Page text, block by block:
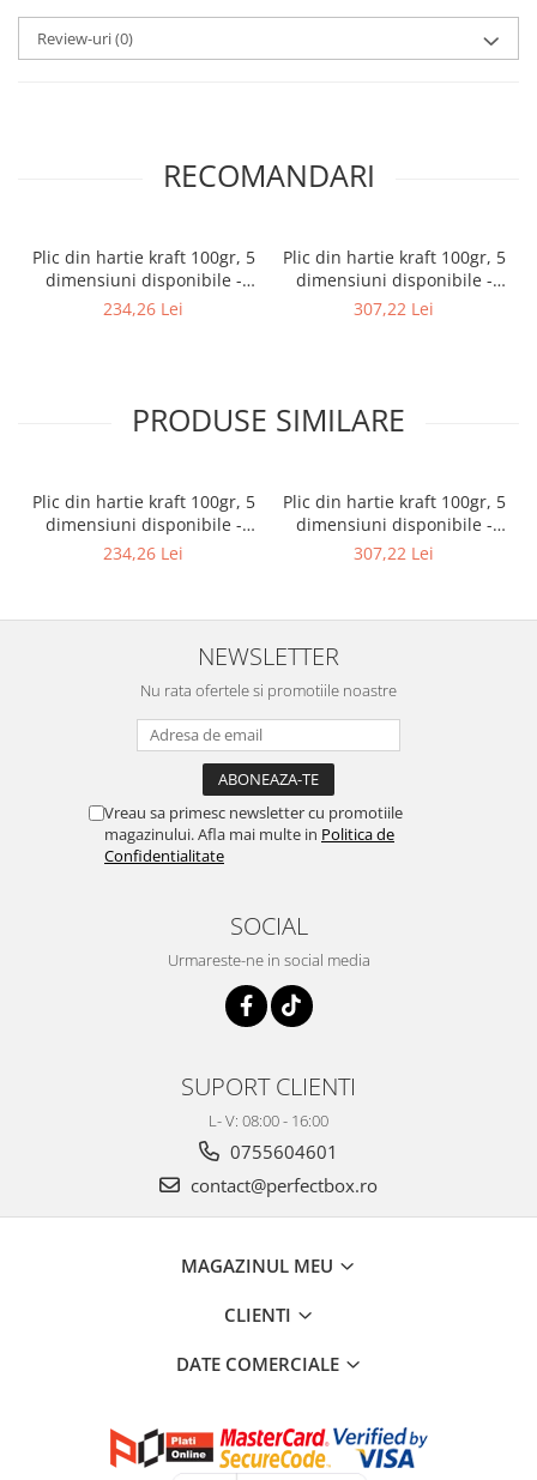
Review-uri(0)
RECOMANDARI
Plic din hartie kraft 100gr, 5
dimensiuni disponibile -
18×42+10+flap - 200 buc.
234,26 Lei
Plic din hartie kraft 100gr, 5
dimensiuni disponibile -
23×32+12 +flap - 200 buc.
307,22 Lei
PRODUSE SIMILARE
Plic din hartie kraft 100gr, 5
dimensiuni disponibile -
18×42+10+flap - 200 buc.
234,26 Lei
Plic din hartie kraft 100gr, 5
dimensiuni disponibile -
23×32+12 +flap - 200 buc.
307,22 Lei
NEWSLETTER
Nu rata ofertele si promotiile noastre
Vreau sa primesc newsletter cu promotiile
magazinului. Afla mai multe in Politica de
Confidentialitate
SOCIAL
Urmareste-ne in social media
SUPORT CLIENTI
L- V: 08:00 - 16:00
0755604601
contact@perfectbox.ro
MAGAZINUL MEU
CLIENTI
DATE COMERCIALE